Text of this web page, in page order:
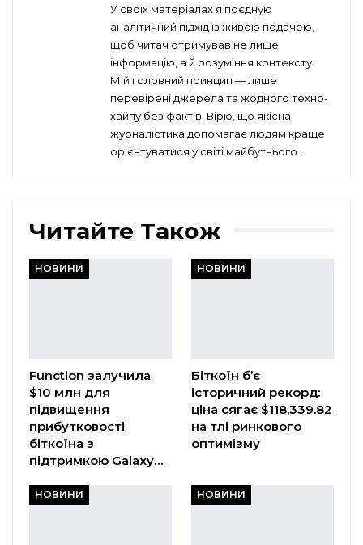
У своїх матеріалах я поєдную
аналітичний підхід із живою подачею,
щоб читач отримував не лише
інформацію, а й розуміння контексту.
Мій головний принцип — лише
перевірені джерела та жодного техно-
хайпу без фактів. Вірю, що якісна
журналістика допомагає людям краще
орієнтуватися у світі майбутнього.
Читайте Також
НОВИНИ
Function залучила
$10 млн для
підвищення
прибутковості
біткоїна з
підтримкою Galaxy…
НОВИНИ
Біткоїн б’є
історичний рекорд:
ціна сягає $118,339.82
на тлі ринкового
оптимізму
НОВИНИ НОВИНИ